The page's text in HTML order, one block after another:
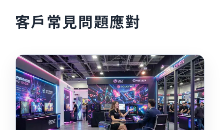
客戶常見問題應對